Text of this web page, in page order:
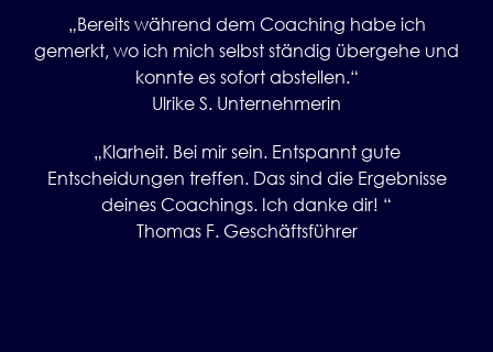
„Bereits während dem Coaching habe ich
gemerkt, wo ich mich selbst ständig übergehe und
konnte es sofort abstellen.“
Ulrike S. Unternehmerin
„Klarheit. Bei mir sein. Entspannt gute
Entscheidungen treffen. Das sind die Ergebnisse
deines Coachings. Ich danke dir! “
Thomas F. Geschäftsführer